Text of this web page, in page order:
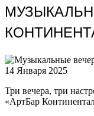
14 Января 2025
Три вечера, три
«АртБар